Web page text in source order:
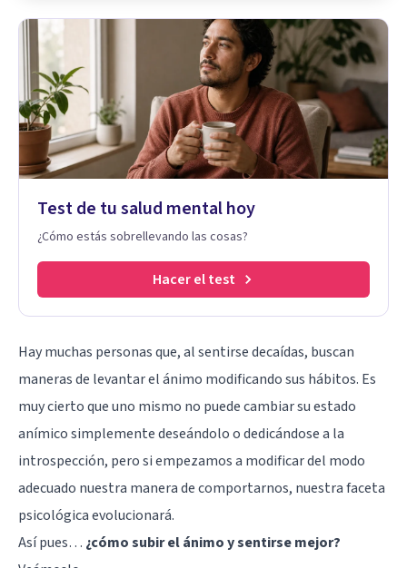
Test de tu salud mental hoy
¿Cómo estás sobrellevando las cosas?
Hacer el test
Hay muchas personas que, al sentirse decaídas, buscan
maneras de levantar el ánimo modificando sus hábitos. Es
muy cierto que uno mismo no puede cambiar su estado
anímico simplemente deseándolo o dedicándose a la
introspección, pero si empezamos a modificar del modo
adecuado nuestra manera de comportarnos, nuestra faceta
psicológica evolucionará.
Así pues… ¿cómo subir el ánimo y sentirse mejor?